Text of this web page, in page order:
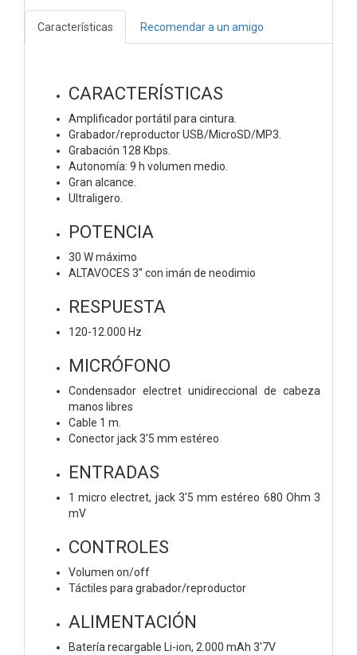
Características Recomendar a un amigo
CARACTERÍSTICAS
Amplificador portátil para cintura.
Grabador/reproductor USB/MicroSD/MP3.
Grabación 128 Kbps.
Autonomía: 9 h volumen medio.
Gran alcance.
Ultraligero.
POTENCIA
30 W máximo
ALTAVOCES 3'' con imán de neodimio
RESPUESTA
120-12.000 Hz
MICRÓFONO
Condensador electret unidireccional de cabeza
manos libres
Cable 1 m.
Conector jack 3'5 mm estéreo
ENTRADAS
1 micro electret, jack 3'5 mm estéreo 680 Ohm 3
mV
CONTROLES
Volumen on/off
Táctiles para grabador/reproductor
ALIMENTACIÓN
Batería recargable Li-ion, 2.000 mAh 3'7V